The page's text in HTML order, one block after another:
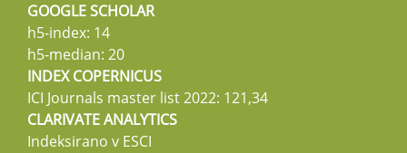
GOOGLE SCHOLAR
h5-index: 14
h5-median: 20
INDEX COPERNICUS
ICI Journals master list 2022: 121,34
CLARIVATE ANALYTICS
Indeksirano v ESCI